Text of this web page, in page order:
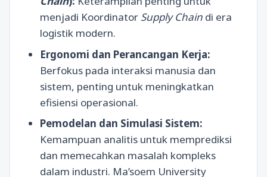
menjadi Koordinator Supply Chaindi era
logistik modern.
Ergonomi dan Perancangan Kerja:
Berfokus pada interaksi manusia dan
sistem, penting untuk meningkatkan
efisiensi operasional.
Pemodelan dan Simulasi Sistem:
Kemampuan analitis untuk memprediksi
dan memecahkan masalah kompleks
dalam industri. Ma’soem University